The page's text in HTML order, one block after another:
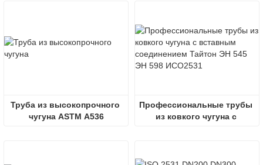
Труба из высокопрочного
чугуна ASTM A536
Профессиональные трубы
из ковкого чугуна с